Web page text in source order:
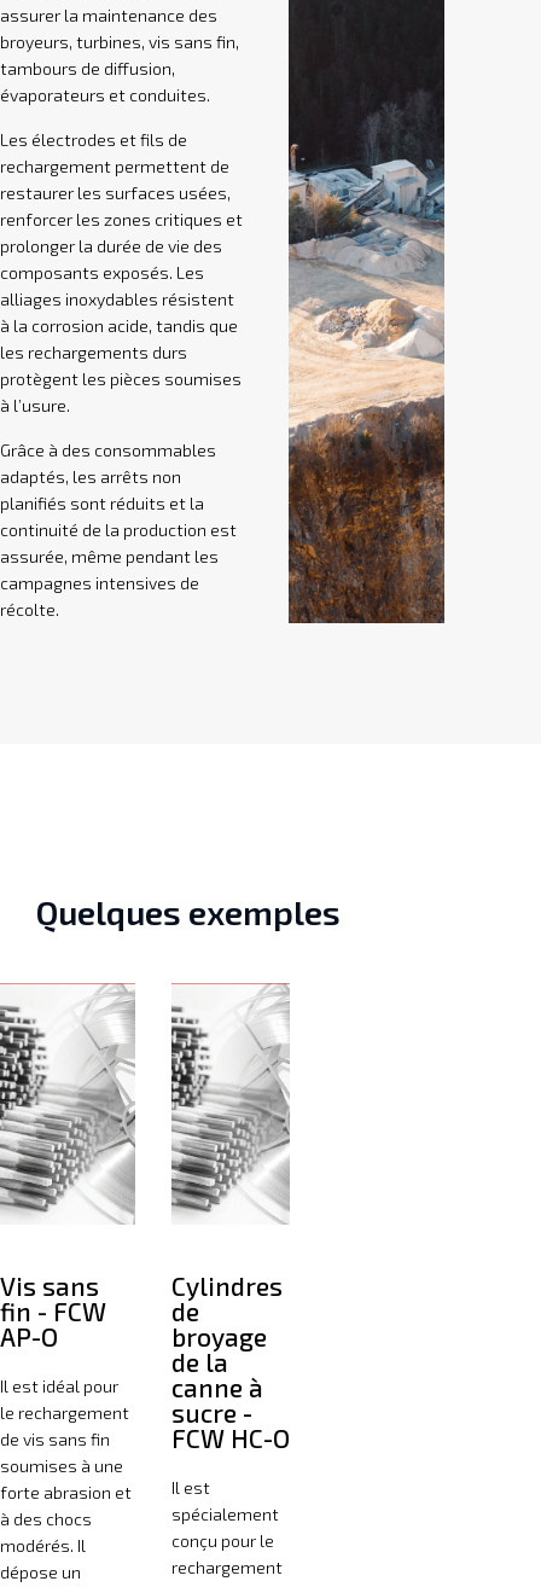
assurer la maintenance des
broyeurs, turbines, vis sans fin,
tambours de diffusion,
évaporateurs et conduites.
Les électrodes et fils de
rechargement permettent de
restaurer les surfaces usées,
renforcer les zones critiques et
prolonger la durée de vie des
composants exposés. Les
alliages inoxydables résistent
à la corrosion acide, tandis que
les rechargements durs
protègent les pièces soumises
à l’usure.
Grâce à des consommables
adaptés, les arrêts non
planifiés sont réduits et la
continuité de la production est
assurée, même pendant les
campagnes intensives de
récolte.
Quelques exemples
Vis sans
fin - FCW
AP-O
Il est idéal pour
le rechargement
de vis sans fin
soumises à une
forte abrasion et
à des chocs
modérés. Il
dépose un
Cylindres
de
broyage
de la
canne à
sucre -
FCW HC-O
Il est
spécialement
conçu pour le
rechargement